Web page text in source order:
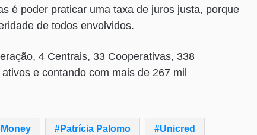
é poder praticar uma taxa de juros justa, porque
de todos envolvidos.
4 Centrais, 33 Cooperativas, 338
e contando com mais de 267 mil
Patrícia Palomo Unicred